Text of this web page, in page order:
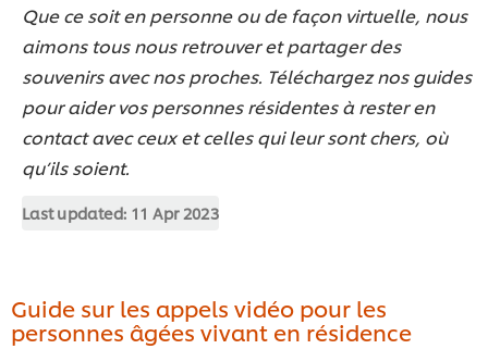
Que ce soit en personne ou de façon virtuelle, nous
aimons tous nous retrouver et partager des
souvenirs avec nos proches. Téléchargez nos guides
pour aider vos personnes résidentes à rester en
contact avec ceux et celles qui leur sont chers, où
qu’ils soient.
Last updated: 11 Apr 2023
Guide sur les appels vidéo pour les
personnes âgées vivant en résidence